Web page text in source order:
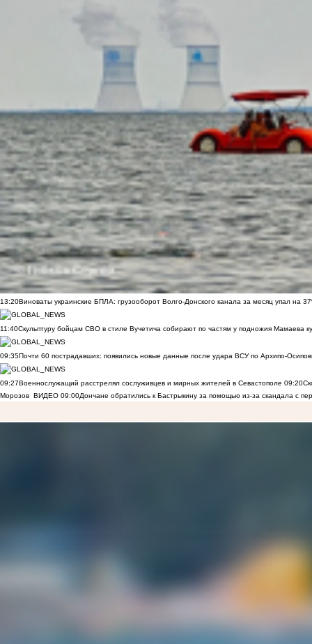
13:20Виноваты украинские БПЛА: грузооборот Волго-Донского канала за месяц упал на
11:40Скульптуру бойцам СВО в стиле Вучетича собирают по частям у подножия Мамаева
09:35Почти 60 пострадавших: появились новые данные после удара ВСУ по Архипо-
09:27Военнослужащий расстрелял сослуживцев и мирных жителей в Севастополе 09:20
Морозов ВИДЕО 09:00Дончане обратились к Бастрыкину за помощью из-за скандала с